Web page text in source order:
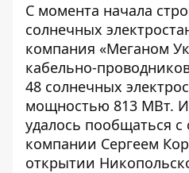
С момента начала
солнечных
компания «Меганом
кабельно-
48 солнечных
мощностью 813 МВт.
удалось пообщаться с
компании Сергеем
открытии